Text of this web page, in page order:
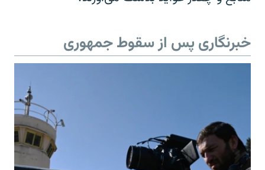
خبرنگاری پس از سقوط جمهوری